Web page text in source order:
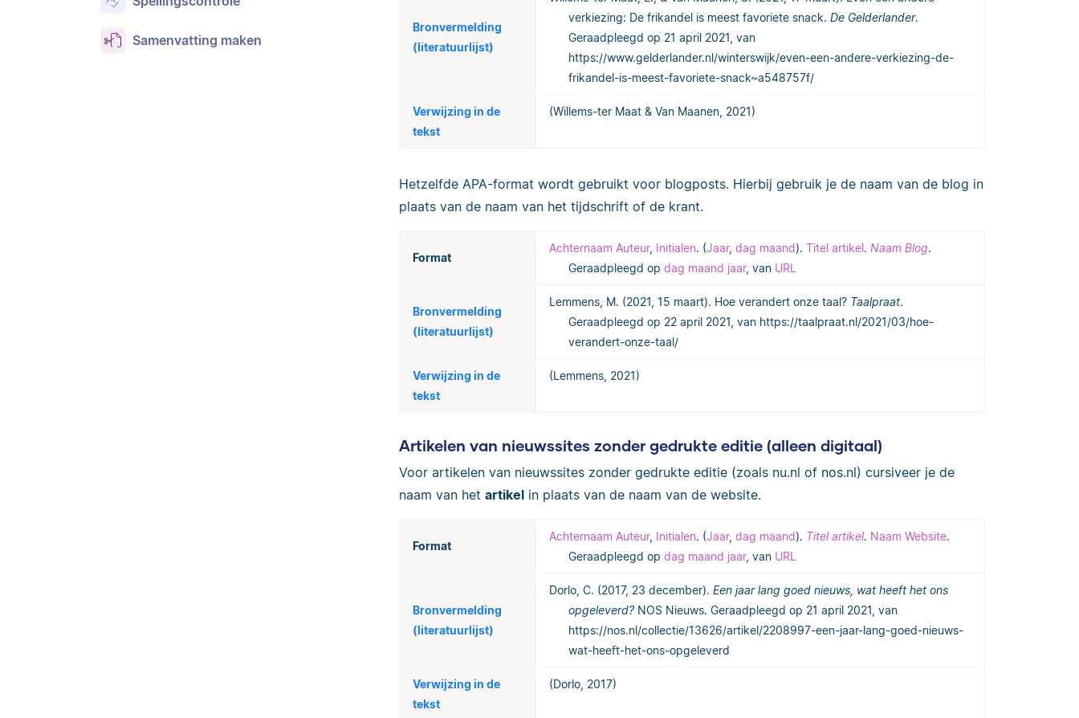
Samenvatting maken
Bronvermelding
(literatuurlijst)
verkiezing: De frikandel is meest favoriete snack. De Gelderlander.
Geraadpleegd op 21 april 2021, van
https://www.gelderlander.nl/winterswijk/even-een-andere-verkiezing-de-
frikandel-is-meest-favoriete-snack~a548757f/
Verwijzing in de
tekst
(Willems-ter Maat & Van Maanen, 2021)
Hetzelfde APA-format wordt gebruikt voor blogposts. Hierbij gebruik je de naam van de blog in
plaats van de naam van het tijdschrift of de krant.
Format
Achternaam Auteur, Initialen. (Jaar, dag maand). Titel artikel. Naam Blog.
Geraadpleegd op dag maand jaar, van URL
Bronvermelding
(literatuurlijst)
Lemmens, M. (2021, 15 maart). Hoe verandert onze taal? Taalpraat.
Geraadpleegd op 22 april 2021, van https://taalpraat.nl/2021/03/hoe-
verandert-onze-taal/
Verwijzing in de
tekst
(Lemmens, 2021)
Artikelen van nieuwssites zonder gedrukte editie (alleen digitaal)
Voor artikelen van nieuwssites zonder gedrukte editie (zoals nu.nl of nos.nl) cursiveer je de
naam van het artikel in plaats van de naam van de website.
Format
Achternaam Auteur, Initialen. (Jaar, dag maand). Titel artikel. Naam Website.
Geraadpleegd op dag maand jaar, van URL
Bronvermelding
(literatuurlijst)
Dorlo, C. (2017, 23 december). Een jaar lang goed nieuws, wat heeft het ons
opgeleverd? NOS Nieuws. Geraadpleegd op 21 april 2021, van
https://nos.nl/collectie/13626/artikel/2208997-een-jaar-lang-goed-nieuws-
wat-heeft-het-ons-opgeleverd
Verwijzing in de
tekst
(Dorlo, 2017)